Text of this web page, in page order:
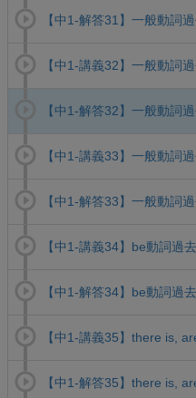
【中1-解答31】一般動詞
【中1-講義32】一般動詞
【中1-解答32】一般動詞
【中1-講義33】一般動詞
【中1-解答33】一般動詞
【中1-講義34】be動詞過
【中1-解答34】be動詞過
【中1-講義35】there is,
【中1-解答35】there is,